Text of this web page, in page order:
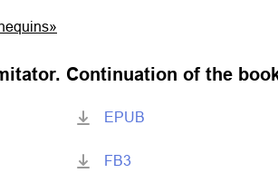
Continuation of the
EPUB
FB3